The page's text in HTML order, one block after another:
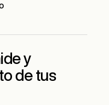
y
de tus